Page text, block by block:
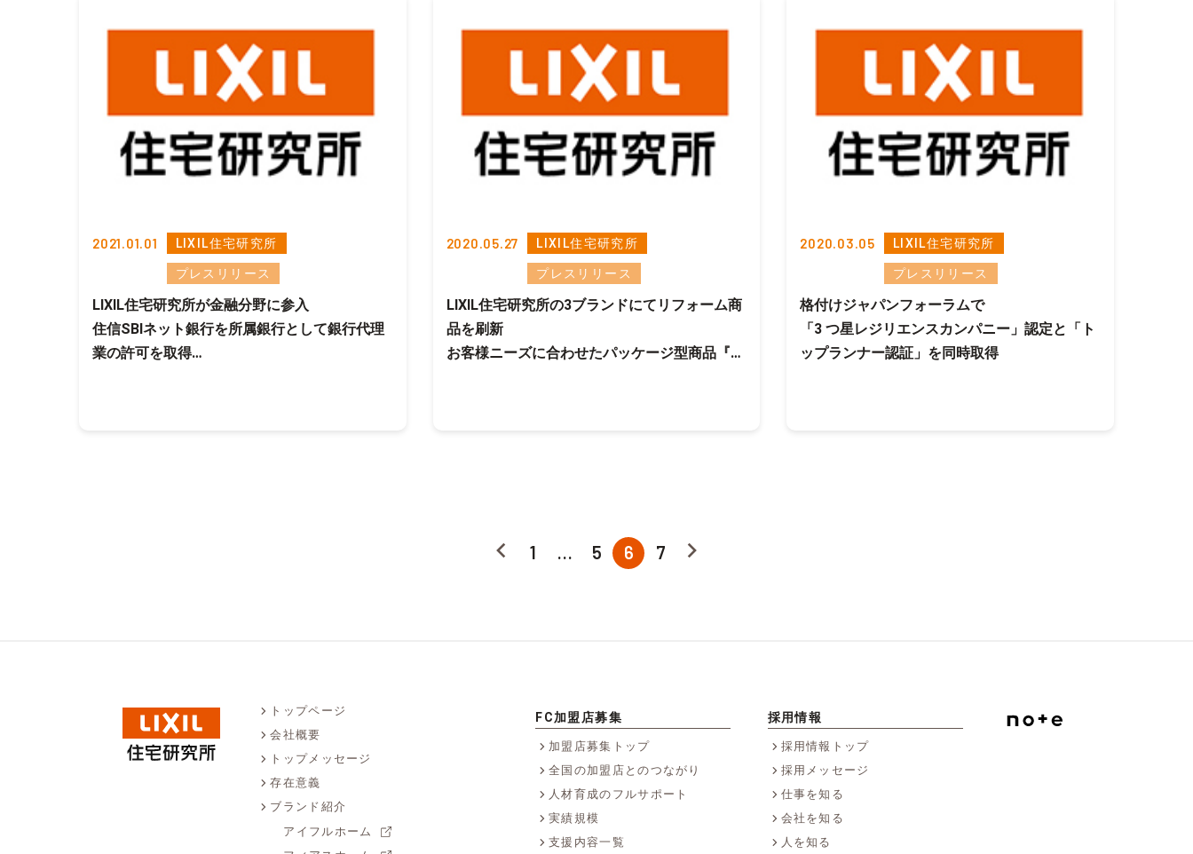
2021.01.01 LIXIL住宅研究所
プレスリリース
LIXIL住宅研究所が金融分野に参入
住信SBIネット銀行を所属銀行として銀行代理
業の許可を取得
2020.05.27 LIXIL住宅研究所
プレスリリース
LIXIL住宅研究所の3ブランドにてリフォーム商
品を刷新
お客様ニーズに合わせたパッケージ型商品『新
2020.03.05 LIXIL住宅研究所
プレスリリース
格付けジャパンフォーラムで
「3 つ星レジリエンスカンパニー」認定と「ト
ップランナー認証」を同時取得
1 … 5 6 7
トップページ
会社概要
トップメッセージ
存在意義
ブランド紹介
アイフルホーム
FC加盟店募集
加盟店募集トップ
全国の加盟店とのつながり
人材育成のフルサポート
実績規模
支援内容一覧
採用情報
採用情報トップ
採用メッセージ
仕事を知る
会社を知る
人を知る